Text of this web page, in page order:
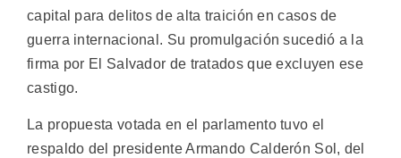
capital para delitos de alta traición en casos de
guerra internacional. Su promulgación sucedió a la
firma por El Salvador de tratados que excluyen ese
castigo.
La propuesta votada en el parlamento tuvo el
respaldo del presidente Armando Calderón Sol, del